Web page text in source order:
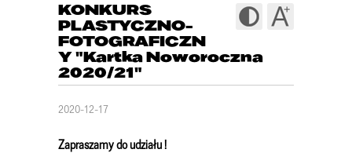
KONKURS
PLASTYCZNO-
FOTOGRAFICZN
Y "Kartka Noworoczna
2020/21"
2020-12-17
Zapraszamy do udziału !